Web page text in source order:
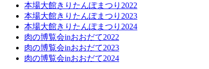
本場大館きりたんぽまつり2022
本場大館きりたんぽまつり2023
本場大館きりたんぽまつり2024
肉の博覧会inおおだて2022
肉の博覧会inおおだて2023
肉の博覧会inおおだて2024